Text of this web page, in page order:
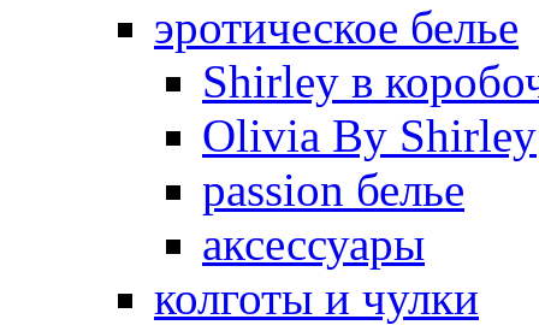
эротическое белье
Shirley в
Olivia By Shirley
passion белье
аксессуары
колготы и чулки